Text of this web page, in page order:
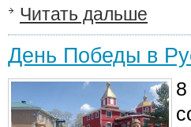
Читать дальше
День Победы в